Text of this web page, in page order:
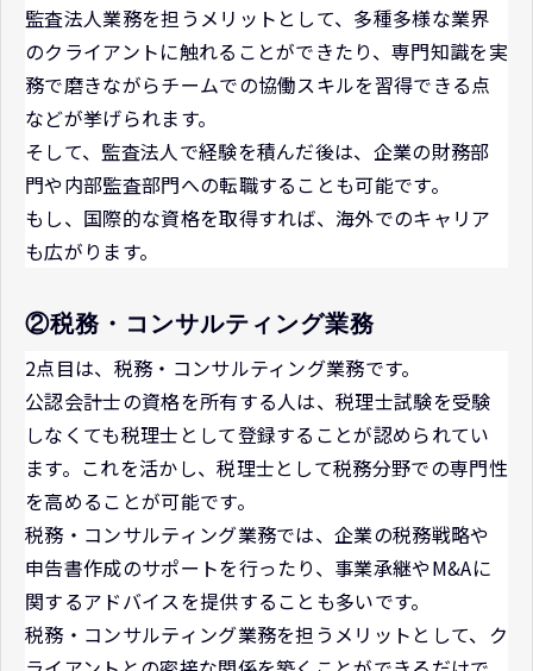
監査法人業務を担うメリットとして、多種多様な業界
のクライアントに触れることができたり、専門知識を実
務で磨きながらチームでの協働スキルを習得できる点
などが挙げられます。
そして、監査法人で経験を積んだ後は、企業の財務部
門や内部監査部門への転職することも可能です。
もし、国際的な資格を取得すれば、海外でのキャリア
も広がります。
②税務・コンサルティング業務
2点目は、税務・コンサルティング業務です。
公認会計士の資格を所有する人は、税理士試験を受験
しなくても税理士として登録することが認められてい
ます。これを活かし、税理士として税務分野での専門性
を高めることが可能です。
税務・コンサルティング業務では、企業の税務戦略や
申告書作成のサポートを行ったり、事業承継やM&Aに
関するアドバイスを提供することも多いです。
税務・コンサルティング業務を担うメリットとして、ク